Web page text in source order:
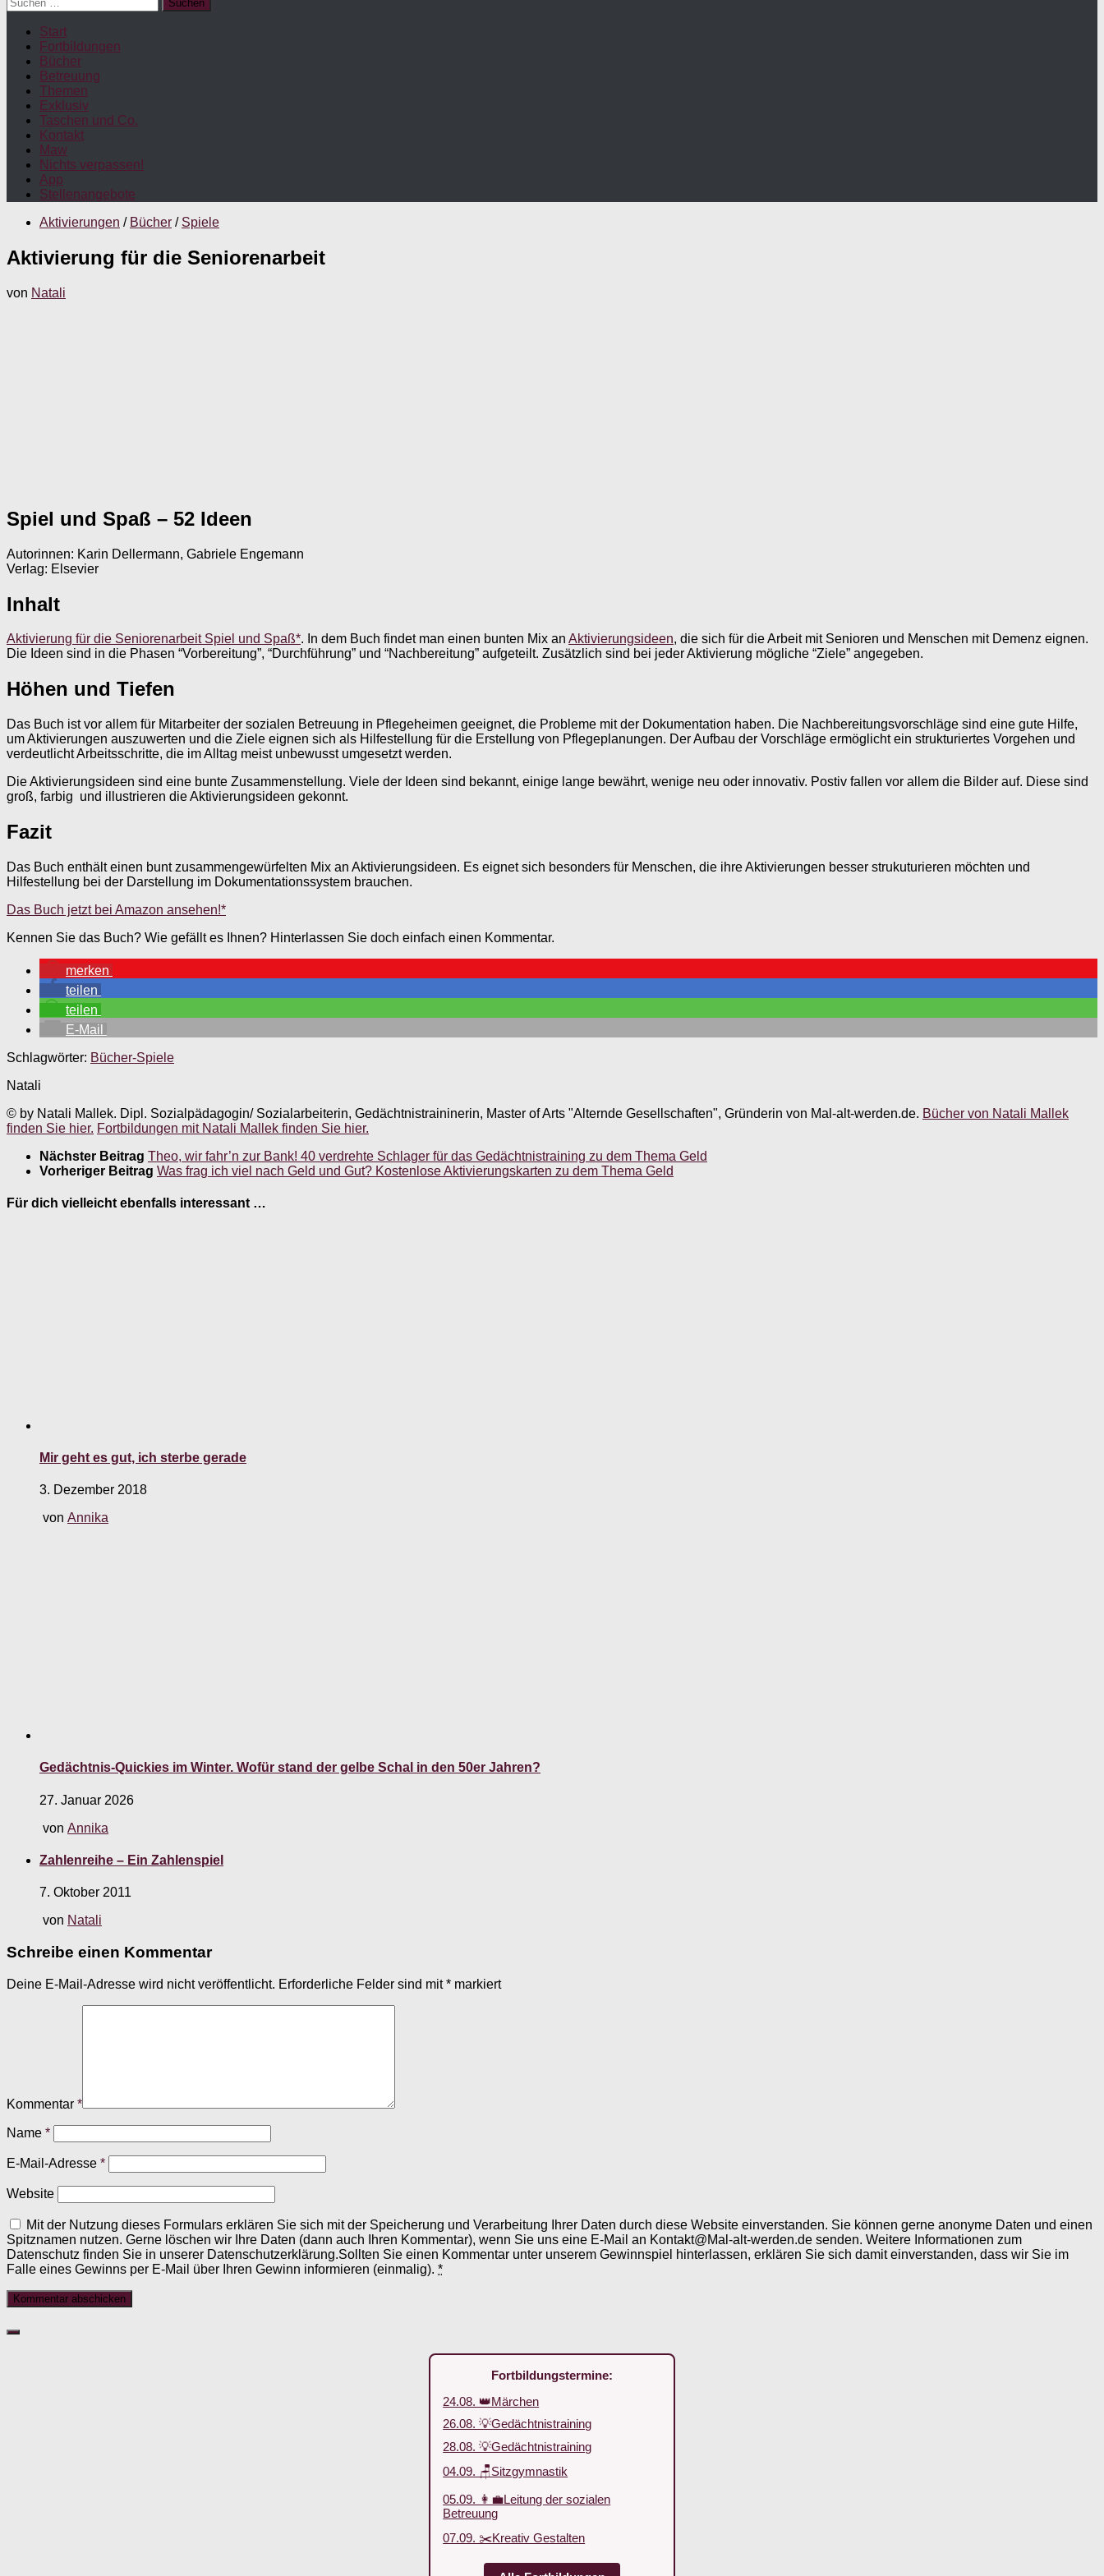
nach:
Start
Fortbildungen
Bücher
Betreuung
Themen
Exklusiv
Taschen und Co.
Kontakt
Maw
Nichts verpassen!
App
Stellenangebote
Aktivierungen / Bücher / Spiele
Aktivierung für die Seniorenarbeit
von Natali
Spiel und Spaß – 52 Ideen
Autorinnen: Karin Dellermann, Gabriele Engemann
Verlag: Elsevier
Inhalt
Aktivierung für die Seniorenarbeit Spiel und Spaß*. In dem Buch findet man einen bunten Mix an Aktivierungsideen, die sich für die Arbeit mit Senioren und Menschen mit Demenz eignen.
Die Ideen sind in die Phasen “Vorbereitung”, “Durchführung” und “Nachbereitung” aufgeteilt. Zusätzlich sind bei jeder Aktivierung mögliche “Ziele” angegeben.
Höhen und Tiefen
Das Buch ist vor allem für Mitarbeiter der sozialen Betreuung in Pflegeheimen geeignet, die Probleme mit der Dokumentation haben. Die Nachbereitungsvorschläge sind eine gute Hilfe,
um Aktivierungen auszuwerten und die Ziele eignen sich als Hilfestellung für die Erstellung von Pflegeplanungen. Der Aufbau der Vorschläge ermöglicht ein strukturiertes Vorgehen und
verdeutlicht Arbeitsschritte, die im Alltag meist unbewusst umgesetzt werden.
Die Aktivierungsideen sind eine bunte Zusammenstellung. Viele der Ideen sind bekannt, einige lange bewährt, wenige neu oder innovativ. Postiv fallen vor allem die Bilder auf. Diese sind
groß, farbig und illustrieren die Aktivierungsideen gekonnt.
Fazit
Das Buch enthält einen bunt zusammengewürfelten Mix an Aktivierungsideen. Es eignet sich besonders für Menschen, die ihre Aktivierungen besser strukuturieren möchten und
Hilfestellung bei der Darstellung im Dokumentationssystem brauchen.
Das Buch jetzt bei Amazon ansehen!*
Kennen Sie das Buch? Wie gefällt es Ihnen? Hinterlassen Sie doch einfach einen Kommentar.
merken
teilen
teilen
E-Mail
Schlagwörter: Bücher-Spiele
Natali
© by Natali Mallek. Dipl. Sozialpädagogin/ Sozialarbeiterin, Gedächtnistraininerin, Master of Arts "Alternde Gesellschaften", Gründerin von Mal-alt-werden.de. Bücher von Natali Mallek
finden Sie hier. Fortbildungen mit Natali Mallek finden Sie hier.
Nächster Beitrag Theo, wir fahr’n zur Bank! 40 verdrehte Schlager für das Gedächtnistraining zu dem Thema Geld
Vorheriger Beitrag Was frag ich viel nach Geld und Gut? Kostenlose Aktivierungskarten zu dem Thema Geld
Für dich vielleicht ebenfalls interessant …
Mir geht es gut, ich sterbe gerade
3. Dezember 2018
von Annika
Gedächtnis-Quickies im Winter. Wofür stand der gelbe Schal in den 50er Jahren?
27. Januar 2026
von Annika
Zahlenreihe – Ein Zahlenspiel
7. Oktober 2011
von Natali
Schreibe einen Kommentar
Deine E-Mail-Adresse wird nicht veröffentlicht. Erforderliche Felder sind mit* markiert
Kommentar *
Name *
E-Mail-Adresse *
Website
Mit der Nutzung dieses Formulars erklären Sie sich mit der Speicherung und Verarbeitung Ihrer Daten durch diese Website einverstanden. Sie können gerne anonyme Daten und einen
Spitznamen nutzen. Gerne löschen wir Ihre Daten (dann auch Ihren Kommentar), wenn Sie uns eine E-Mail an Kontakt@Mal-alt-werden.de senden. Weitere Informationen zum
Datenschutz finden Sie in unserer Datenschutzerklärung.Sollten Sie einen Kommentar unter unserem Gewinnspiel hinterlassen, erklären Sie sich damit einverstanden, dass wir Sie im
Falle eines Gewinns per E-Mail über Ihren Gewinn informieren (einmalig). *
Fortbildungstermine:
24.08. 👑Märchen
26.08. 💡Gedächtnistraining
28.08. 💡Gedächtnistraining
04.09. 🪑Sitzgymnastik
05.09. 👩‍💼Leitung der sozialen
Betreuung
07.09. ✂️Kreativ Gestalten